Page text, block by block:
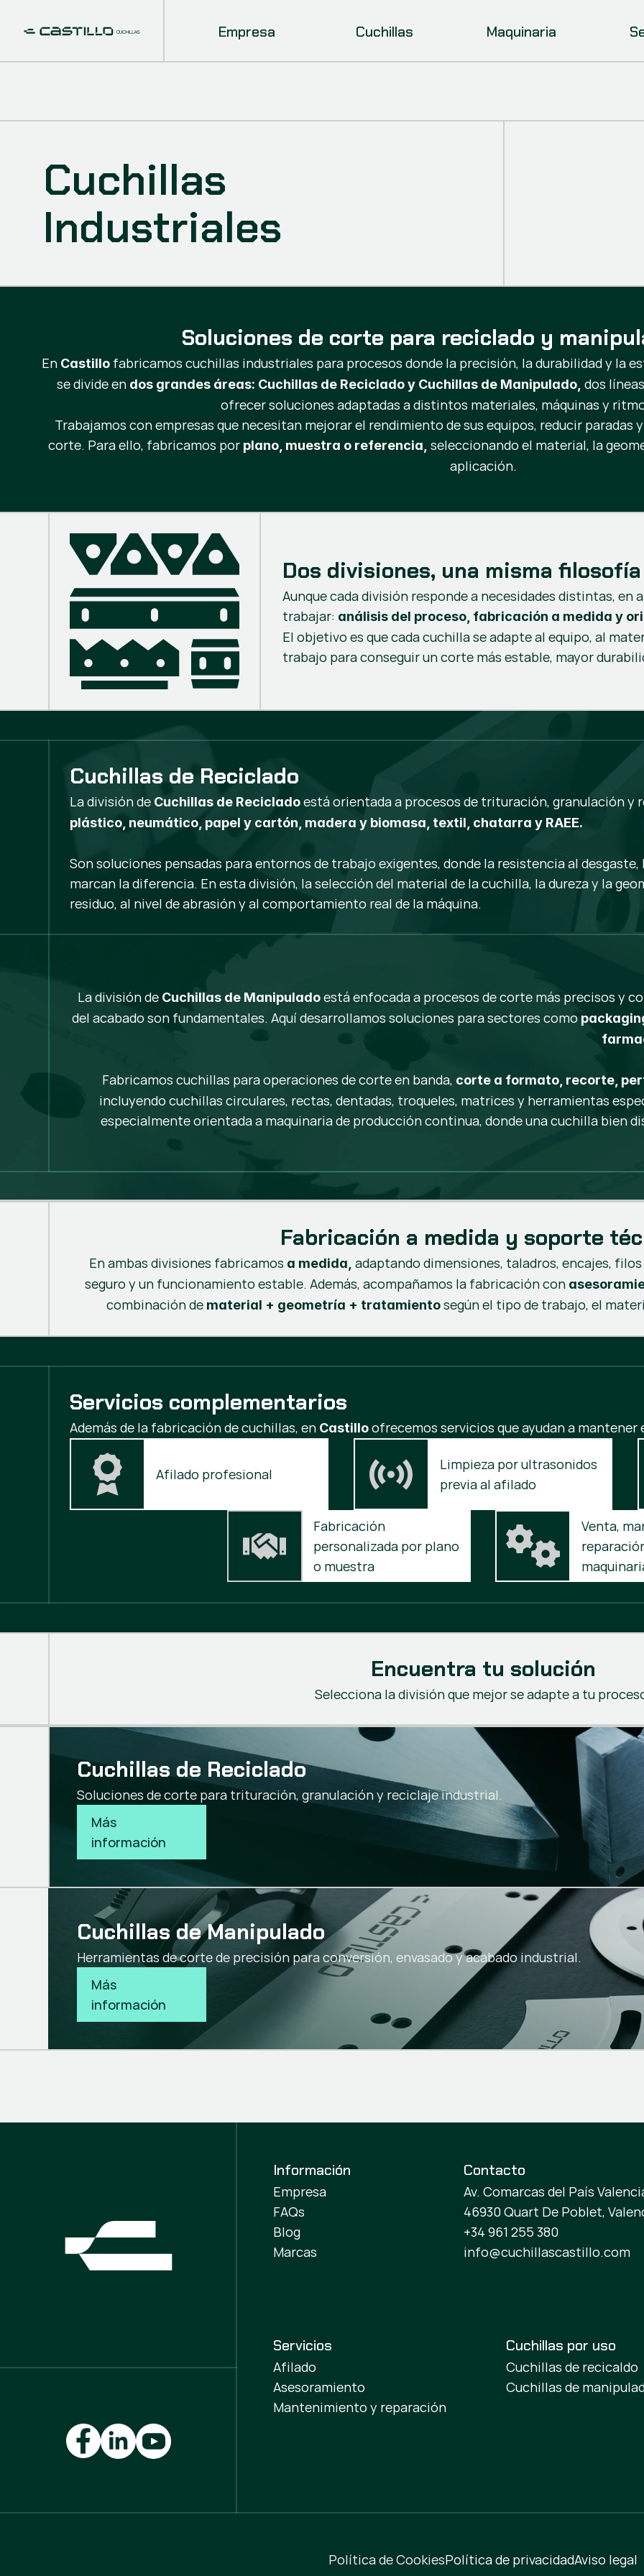
Empresa Cuchillas Maquinaria
Cuchillas
Industriales
Soluciones de corte para reciclado y
En Castillo fabricamos cuchillas industriales para procesos donde la precisión, la durabilidad y la
se divide en dos grandes áreas: Cuchillas de Reciclado y Cuchillas de Manipulado, dos
ofrecer soluciones adaptadas a distintos materiales, máquinas y
Trabajamos con empresas que necesitan mejorar el rendimiento de sus equipos, reducir
corte. Para ello, fabricamos por plano, muestra o referencia, seleccionando el material, la
aplicación.
Dos divisiones, una misma filosofía
Aunque cada división responde a necesidades distintas, en
trabajar: análisis del proceso, fabricación a medida y
El objetivo es que cada cuchilla se adapte al equipo, al
trabajo para conseguir un corte más estable, mayor
Cuchillas de Reciclado
La división de Cuchillas de Recicladoestá orientada a procesos de trituración, granulación y
plástico, neumático, papel y cartón, madera y biomasa, textil, chatarra y RAEE.
Son soluciones pensadas para entornos de trabajo exigentes, donde la resistencia al
marcan la diferencia. En esta división, la selección del material de la cuchilla, la dureza y la
residuo, al nivel de abrasión y al comportamiento real de la máquina.
La división de Cuchillas de Manipuladoestá enfocada a procesos de corte más precisos y
del acabado son fundamentales. Aquí desarrollamos soluciones para sectores como
Fabricamos cuchillas para operaciones de corte en banda, corte a formato, recorte,
incluyendo cuchillas circulares, rectas, dentadas, troqueles, matrices y herramientas
especialmente orientada a maquinaria de producción continua, donde una cuchilla bien
Fabricación a medida y soporte
En ambas divisiones fabricamos a medida, adaptando dimensiones, taladros, encajes,
seguro y un funcionamiento estable. Además, acompañamos la fabricación con
combinación de material + geometría + tratamientosegún el tipo de trabajo, el
Servicios complementarios
Además de la fabricación de cuchillas, en Castilloofrecemos servicios que ayudan a
Afilado profesional
Limpieza por ultrasonidos
previa al afilado
Fabricación
personalizada por plano
o muestra
Venta,
Encuentra tu solución
Selecciona la división que mejor se adapte a tu
Cuchillas de Reciclado
Soluciones de corte para trituración, granulación y reciclaje industrial.
Más
información
Cuchillas de Manipulado
Herramientas de corte de precisión para conversión, envasado y acabado industrial.
Más
información
Información
Empresa
FAQs
Blog
Marcas
Contacto
Av. Comarcas del País
46930 Quart De Poblet,
+34 961 255 380
info@cuchillascastillo.com
Servicios
Afilado
Asesoramiento
Mantenimiento y reparación
Cuchillas por uso
Cuchillas de recicaldo
Cuchillas de
Política de CookiesPolítica de privacidadAviso legal